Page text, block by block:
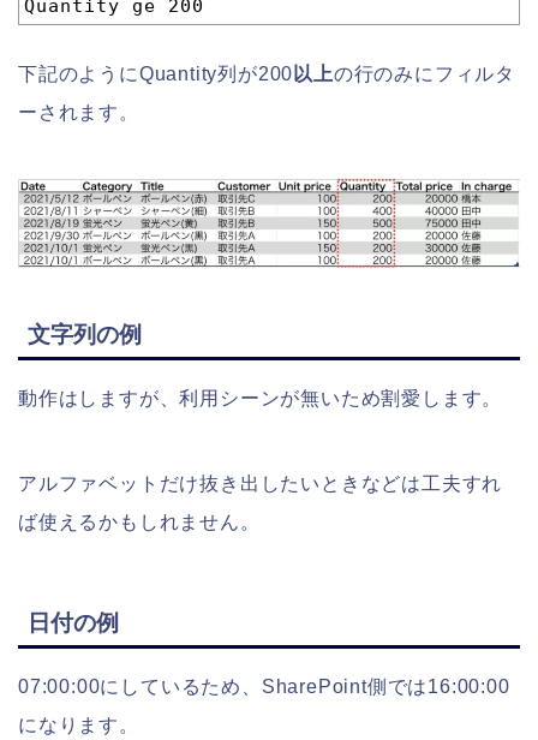
Quantity ge 200
下記のようにQuantity列が200 以上の行のみにフィルタ
ーされます。
文字列の例
動作はしますが、利用シーンが無いため割愛します。
アルファベットだけ抜き出したいときなどは工夫すれ
ば使えるかもしれません。
日付の例
07:00:00にしているため、SharePoint側では16:00:00
になります。